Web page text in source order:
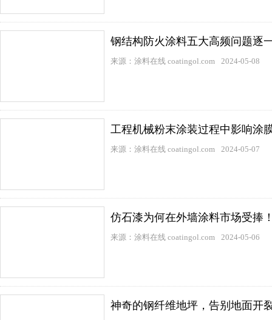
钢结构防火涂料五大高频问题逐
来源：涂料在线 coatingol.com 2024-05-08
工程机械粉末涂装过程中影响涂
来源：涂料在线 coatingol.com 2024-05-07
仿石漆为何在外墙涂料市场受捧
来源：涂料在线 coatingol.com 2024-05-06
神奇的钢纤维地坪，告别地面开